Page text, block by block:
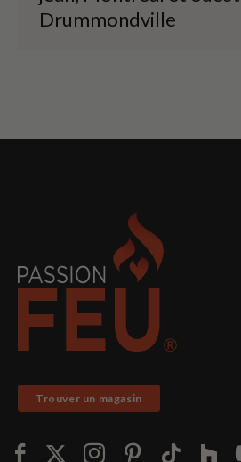
Drummondville
Trouver un magasin